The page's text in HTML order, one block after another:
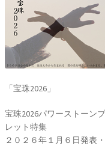
「宝珠2026」
宝珠2026パワーストーン
レット特集
２０２６年１月６日発表